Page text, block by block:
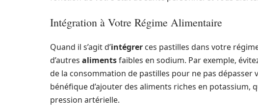
Intégration à Votre Régime Alimentaire
Quand il s’agit d’intégrer ces pastilles dans votre
d’autres alimentsfaibles en sodium. Par exemple,
de la consommation de pastilles pour ne pas
bénéfique d’ajouter des aliments riches en
pression artérielle.